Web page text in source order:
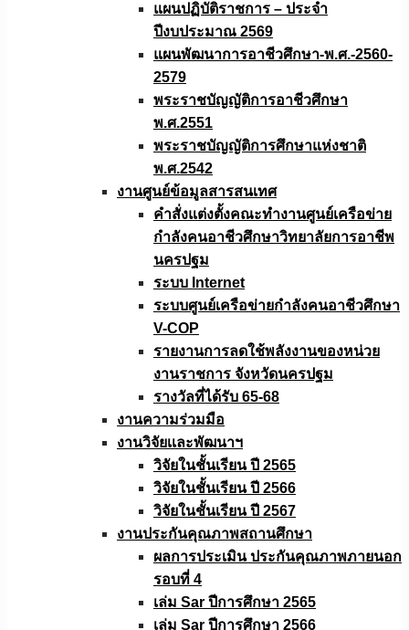
แผนปฏิบัติราชการ – ประจำ
ปีงบประมาณ 2569
แผนพัฒนาการอาชีวศึกษา-พ.ศ.-2560-
2579
พระราชบัญญัติการอาชีวศึกษา
พ.ศ.2551
พระราชบัญญัติการศึกษาแห่งชาติ
พ.ศ.2542
งานศูนย์ข้อมูลสารสนเทศ
คำสั่งแต่งตั้งคณะทำงานศูนย์เครือข่าย
กำลังคนอาชีวศึกษาวิทยาลัยการอาชีพ
นครปฐม
ระบบ Internet
ระบบศูนย์เครือข่ายกำลังคนอาชีวศึกษา
V-COP
รายงานการลดใช้พลังงานของหน่วย
งานราชการ จังหวัดนครปฐม
รางวัลที่ได้รับ 65-68
งานความร่วมมือ
งานวิจัยเเละพัฒนาฯ
วิจัยในชั้นเรียน ปี 2565
วิจัยในชั้นเรียน ปี 2566
วิจัยในชั้นเรียน ปี 2567
งานประกันคุณภาพสถานศึกษา
ผลการประเมิน ประกันคุณภาพภายนอก
รอบที่ 4
เล่ม Sar ปีการศึกษา 2565
เล่ม Sar ปีการศึกษา 2566